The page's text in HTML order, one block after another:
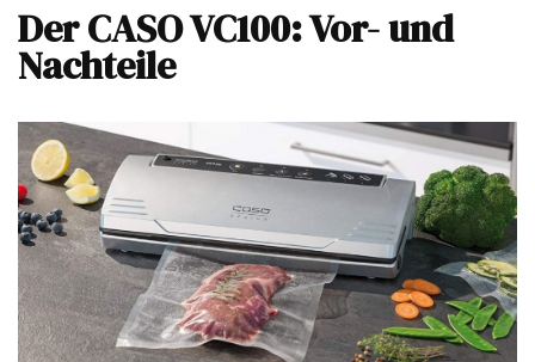
Der CASO VC100: Vor- und
Nachteile